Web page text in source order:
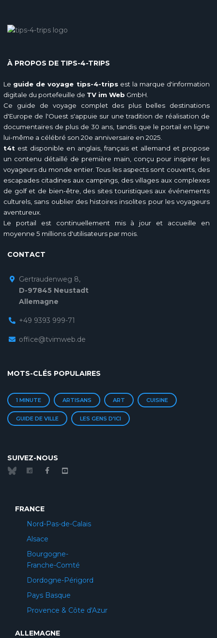
À PROPOS DE TIPS-4-TRIPS
Le guide de voyage tips-4-tripsest la marque d'information
digitale du portefeuille de TV im Web GmbH.
Ce guide de voyage complet des plus belles destinations
d'Europe de l'Ouest s'appuie sur une tradition de réalisation de
documentaires de plus de 30 ans, tandis que le portail en ligne
lui-même a célébré son 20e anniversaire en 2025.
t4t est disponible en anglais, français et allemand et propose
un contenu détaillé de première main, conçu pour inspirer les
voyageurs du monde entier. Tous les aspects sont couverts, des
escapades citadines aux campings, des villages aux complexes
de golf et de bien-être, des sites touristiques aux événements
culturels, sans oublier des histoires insolites pour les voyageurs
aventureux.
Le portail est continuellement mis à jour et accueille en
moyenne 5 millions d'utilisateurs par mois.
CONTACT
Gertraudenweg 8,
D-97845 Neustadt
Allemagne
+49 9393 999-71
office@tvimweb.de
MOTS-CLÉS POPULAIRES
1 MINUTE ARTISANS ART CUISINE
GUIDE DE VILLE LES GENS D'ICI
SUIVEZ-NOUS
FRANCE
Nord-Pas-de-Calais
Alsace
Bourgogne-
Franche-Comté
Dordogne-Périgord
Pays Basque
Provence & Côte d'Azur
ALLEMAGNE